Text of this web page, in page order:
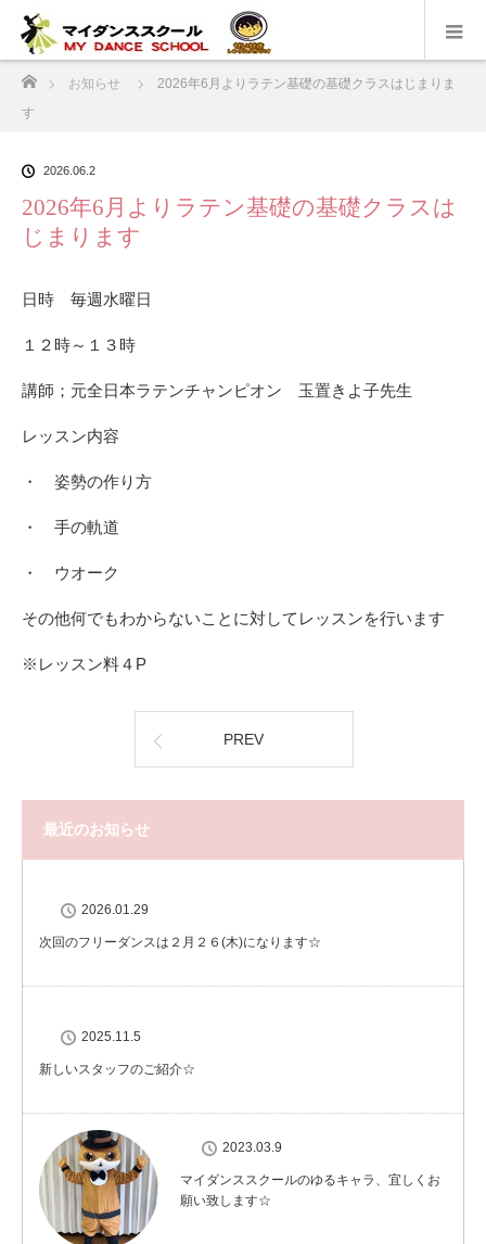
ホーム
お知らせ
2026年6月よりラテン基礎の基礎クラスはじまりま
す
2026.06.2
2026年6月よりラテン基礎の基礎クラスは
じまります
日時 毎週水曜日
１２時～１３時
講師；元全日本ラテンチャンピオン 玉置きよ子先生
レッスン内容
・ 姿勢の作り方
・ 手の軌道
・ ウオーク
その他何でもわからないことに対してレッスンを行います
※レッスン料４P
PREV
最近のお知らせ
2026.01.29
次回のフリーダンスは２月２６(木)になります☆
2025.11.5
新しいスタッフのご紹介☆
2023.03.9
マイダンススクールのゆるキャラ、宜しくお
願い致します☆